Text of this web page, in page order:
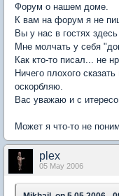
Форум о нашем доме.
К вам на форум я не
Вы у нас в гостях
Мне молчать у себя
Как кто-то писал... не
Ничего плохого
оскорбляю.
Вас уважаю и с
Может я что-то не
plex
05 May 2006